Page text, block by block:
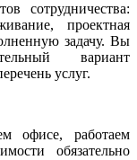
сотрудничества:
проектная
задачу. Вы
вариант
услуг.
офисе, работаем
обязательно